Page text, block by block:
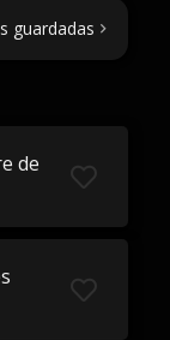
guardadas
de